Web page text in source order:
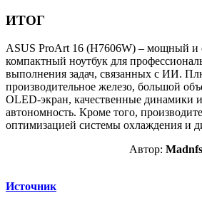
ИТОГ
ASUS ProArt 16 (H7606W) – мощный и
компактный ноутбук для
выполнения задач, связанных с ИИ.
производительное железо, большой
OLED-экран, качественные динамики
автономность. Кроме того,
оптимизацией системы охлаждения и
Автор: Madnfs
Источник